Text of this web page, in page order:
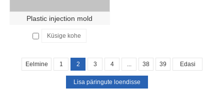
Plastic injection mold
Küsige kohe
Eelmine 1 2 3 4 ... 38 39 Edasi